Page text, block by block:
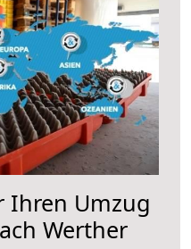
Ihren Umzug
Werther